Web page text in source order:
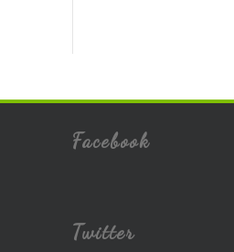
Facebook
Twitter